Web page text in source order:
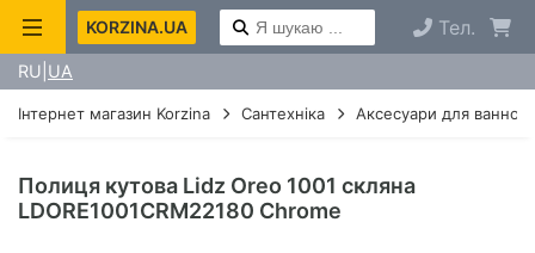
KORZINA.UA Тел.
RU UA
Інтернет магазин Korzina Сантехніка Аксесуари для ванної
Полиця кутова Lidz Oreo 1001 скляна
LDORE1001CRM22180 Chrome